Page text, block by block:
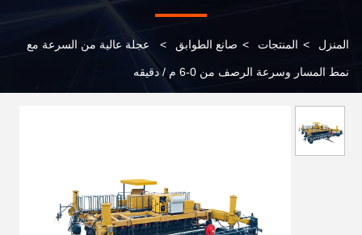
المنزل > المنتجات > صانع الطوابق > عجلة عالية من السرعة مع
نمط المسار وسرعة الرصف من 0-6 م / دقيقه